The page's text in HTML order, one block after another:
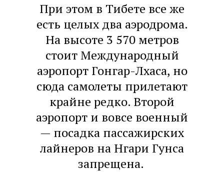
При этом в Тибете все же
есть целых два аэродрома.
На высоте 3 570 метров
стоит Международный
аэропорт Гонгар-Лхаса, но
сюда самолеты прилетают
крайне редко. Второй
аэропорт и вовсе военный
— посадка пассажирских
лайнеров на Нгари Гунса
запрещена.